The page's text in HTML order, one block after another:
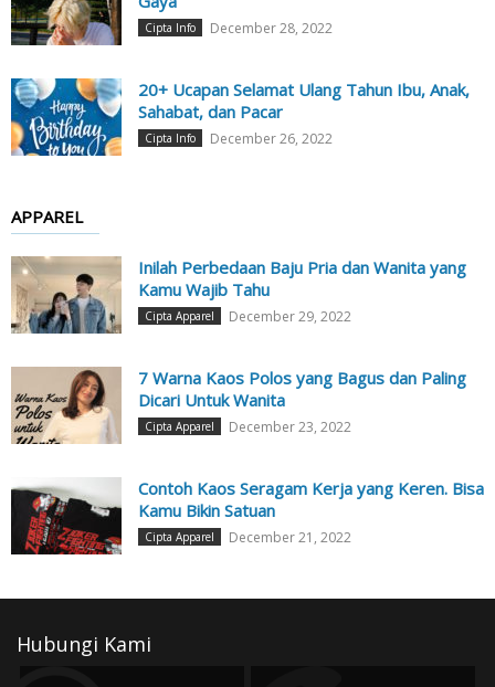
Cipta Info December 28, 2022
20+ Ucapan Selamat Ulang Tahun Ibu, Anak,
Sahabat, dan Pacar
Cipta Info December 26, 2022
APPAREL
Inilah Perbedaan Baju Pria dan Wanita yang
Kamu Wajib Tahu
Cipta Apparel December 29, 2022
7 Warna Kaos Polos yang Bagus dan Paling
Dicari Untuk Wanita
Cipta Apparel December 23, 2022
Contoh Kaos Seragam Kerja yang Keren. Bisa
Kamu Bikin Satuan
Cipta Apparel December 21, 2022
Hubungi Kami